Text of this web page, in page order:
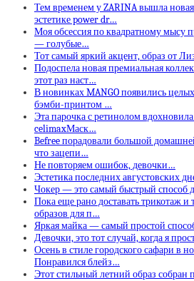
Тем временем у ZARINA вышла новая
эстетике power dr…
Моя обсессия по квадратному мысу
— голубые…
Тот самый яркий акцент, образ от
Подоспела новая премиальная
этот раз наст…
В новинках MANGO появились
бэмби-принтом …
Эта парочка с ретинолом
celimaxМаск…
Befree порадовали большой
что зацепи…
Не повторяем ошибок, девочки…
Эстетика последних августовских
Чокер — это самый быстрый способ
Пока еще рано доставать трикотаж и
образов для п…
Яркая майка — самый простой
Девочки, это тот случай, когда я
Осень в стиле городского сафари в
Понравился блейз…
Этот стильный летний образ собран